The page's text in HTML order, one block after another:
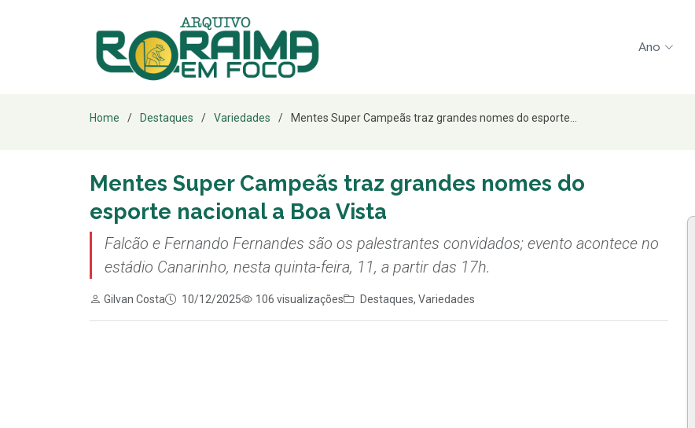
Ano
Home Destaques Variedades Mentes Super Campeãs traz grandes nomes do esporte...
Mentes Super Campeãs traz grandes nomes do
esporte nacional a Boa Vista
Falcão e Fernando Fernandes são os palestrantes convidados; evento acontece no
estádio Canarinho, nesta quinta-feira, 11, a partir das 17h.
Gilvan Costa 10/12/2025 106 visualizações Destaques, Variedades